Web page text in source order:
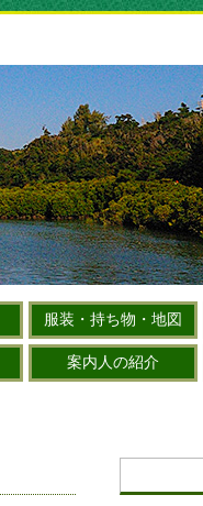
服装・持ち物・地図
案内人の紹介